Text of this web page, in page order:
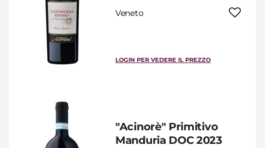
Veneto
LOGIN PER VEDERE IL PREZZO
"Acinorè" Primitivo
Manduria DOC 2023